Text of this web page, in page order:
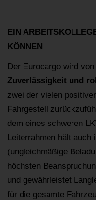
EIN
KÖNNEN
Der Eurocargo wird
Zuverlässigkeit und
zwei der vielen
Fahrgestell
dem eines schweren
Leiterrahmen hält auch
(ungleichmäßige
höchsten
und gewährleistet
für die gesamte